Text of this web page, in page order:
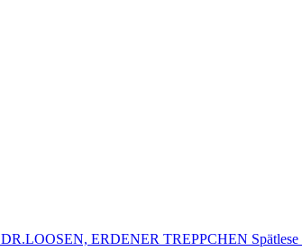
DR.LOOSEN, ERDENER TREPPCHEN Spätlese